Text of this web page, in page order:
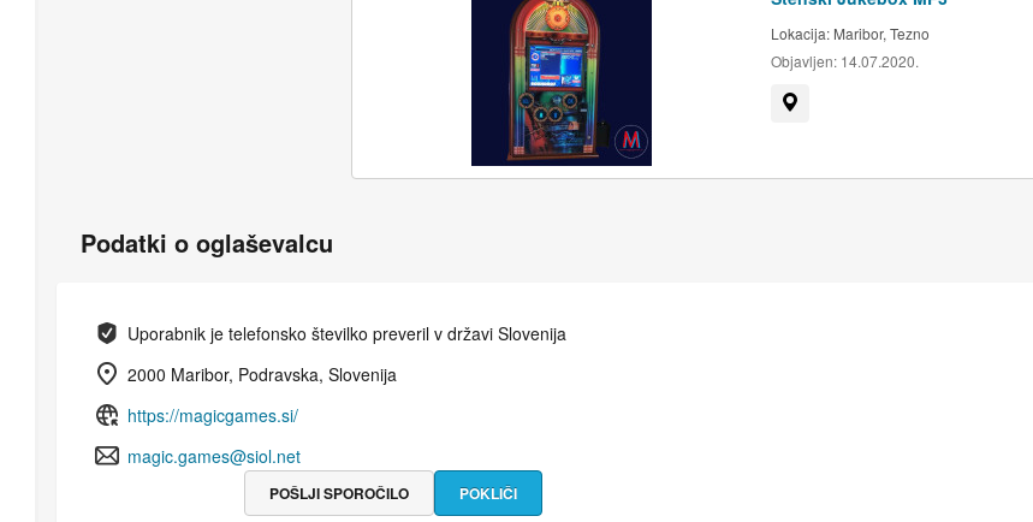
Lokacija: Maribor, Tezno
Objavljen: 14.07.2020.
Podatki o oglaševalcu
Uporabnik je telefonsko številko preveril v državi Slovenija
2000 Maribor, Podravska, Slovenija
https://magicgames.si/
magic.games@siol.net
POKLIČI
POŠLJI SPOROČILO